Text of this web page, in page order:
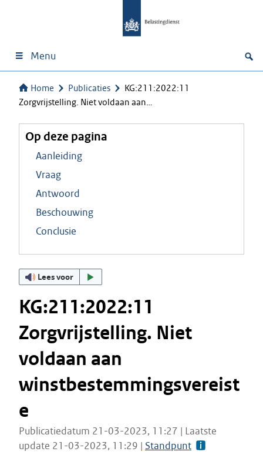
Menu
Home Publicaties
KG:211:2022:11
Zorgvrijstelling. Niet voldaan aan…
Op deze pagina
Aanleiding
Vraag
Antwoord
Beschouwing
Conclusie
Lees voor
KG:211:2022:11
Zorgvrijstelling. Niet
voldaan aan
winstbestemmingsvereist
e
Publicatiedatum 21-03-2023, 11:27 | Laatste
update 21-03-2023, 11:29 | Standpunt